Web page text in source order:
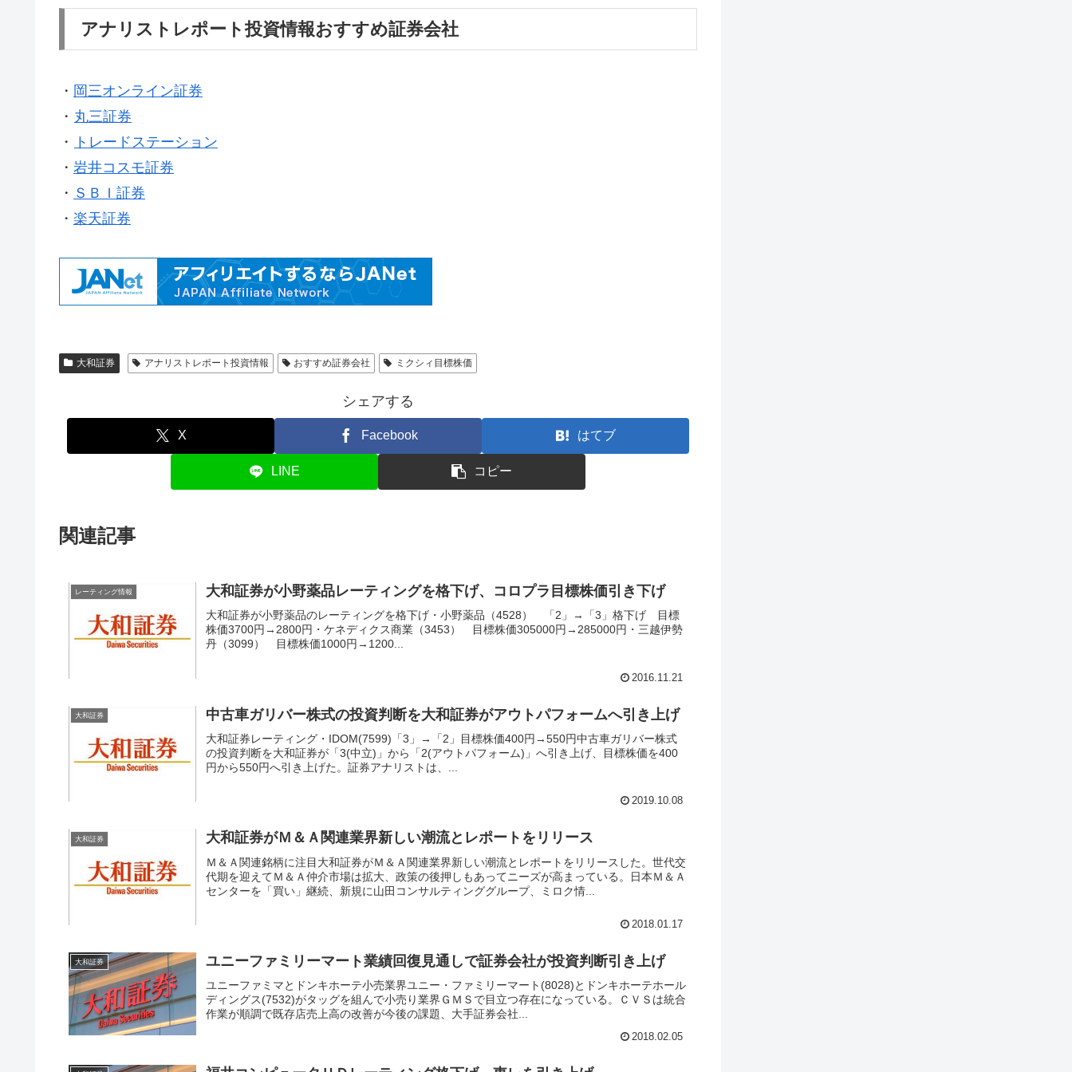
アナリストレポート投資情報おすすめ証券会社
・ 岡三オンライン証券
・ 丸三証券
・
トレードステーション
・ 岩井コスモ証券
・ ＳＢＩ証券
・ 楽天証券
大和証券 アナリストレポート投資情報 おすすめ証券会社 ミクシィ目標株価
シェアする
X Facebook はてブ
LINE コピー
関連記事
レーティング情報 大和証券が小野薬品レーティングを格下げ、コロプラ目標株価引き下げ
大和証券が小野薬品のレーティングを格下げ・小野薬品（4528） 「2」→「3」格下げ 目標
株価3700円→2800円・ケネディクス商業（3453） 目標株価305000円→285000円・三越伊勢
丹（3099） 目標株価1000円→1200...
2016.11.21
大和証券 中古車ガリバー株式の投資判断を大和証券がアウトパフォームへ引き上げ
大和証券レーティング・IDOM(7599)「3」→「2」目標株価400円→550円中古車ガリバー株式
の投資判断を大和証券が「3(中立)」から「2(アウトパフォーム)」へ引き上げ、目標株価を400
円から550円へ引き上げた。証券アナリストは、...
2019.10.08
大和証券 大和証券がＭ＆Ａ関連業界新しい潮流とレポートをリリース
Ｍ＆Ａ関連銘柄に注目大和証券がＭ＆Ａ関連業界新しい潮流とレポートをリリースした。世代交
代期を迎えてＭ＆Ａ仲介市場は拡大、政策の後押しもあってニーズが高まっている。日本Ｍ＆Ａ
センターを「買い」継続、新規に山田コンサルティンググループ、ミロク情...
2018.01.17
大和証券 ユニーファミリーマート業績回復見通しで証券会社が投資判断引き上げ
ユニーファミマとドンキホーテ小売業界ユニー・ファミリーマート(8028)とドンキホーテホール
ディングス(7532)がタッグを組んで小売り業界ＧＭＳで目立つ存在になっている。ＣＶＳは統合
作業が順調で既存店売上高の改善が今後の課題、大手証券会社...
2018.02.05